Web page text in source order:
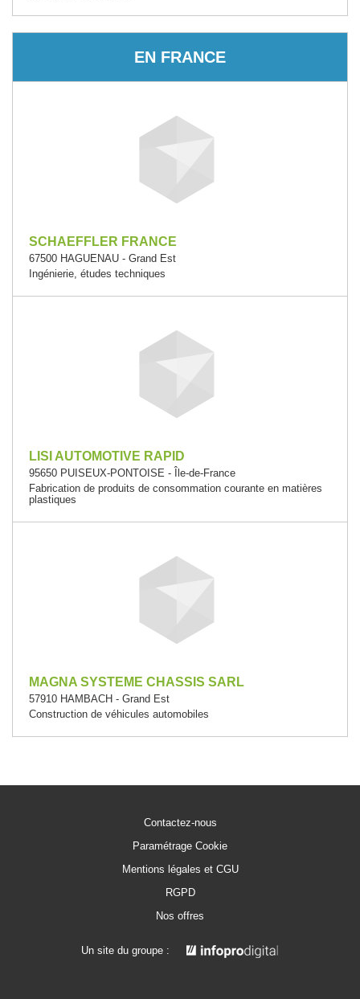
EN FRANCE
SCHAEFFLER FRANCE
67500 HAGUENAU - Grand Est
Ingénierie, études techniques
LISI AUTOMOTIVE RAPID
95650 PUISEUX-PONTOISE - Île-de-France
Fabrication de produits de consommation courante en matières
plastiques
MAGNA SYSTEME CHASSIS SARL
57910 HAMBACH - Grand Est
Construction de véhicules automobiles
Contactez-nous
Paramétrage Cookie
Mentions légales et CGU
RGPD
Nos offres
Un site du groupe :